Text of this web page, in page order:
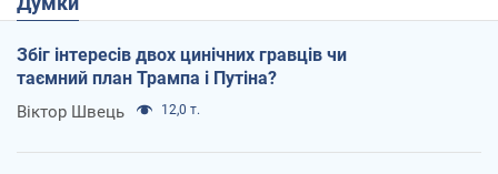
Збіг інтересів двох цинічних гравців чи
таємний план Трампа і Путіна?
Віктор Швець 12,0 т.